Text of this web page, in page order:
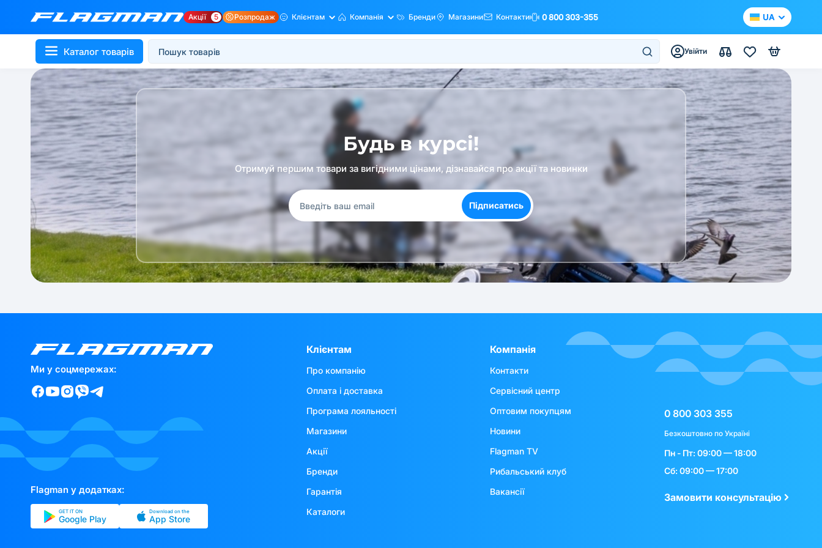
Акції 5 Розпродаж Клієнтам Компанія Бренди Магазини Контакти 0 800 303-355 UA
Каталог товарів Увійти
Будь в курсі!
Отримуй першим товари за вигідними цінами, дізнавайся про акції та новинки
Підписатись
Ми у соцмережах:
Flagman у додатках:
GET IT ON
Google Play
Download on the
App Store
Клієнтам
Про компанію
Оплата і доставка
Програма лояльності
Магазини
Акції
Бренди
Гарантія
Каталоги
Компанія
Контакти
Сервісний центр
Оптовим покупцям
Новини
Flagman TV
Рибальський клуб
Вакансії
0 800 303 355
Безкоштовно по Україні
Пн - Пт: 09:00 — 18:00
Сб: 09:00 — 17:00
Замовити консультацію